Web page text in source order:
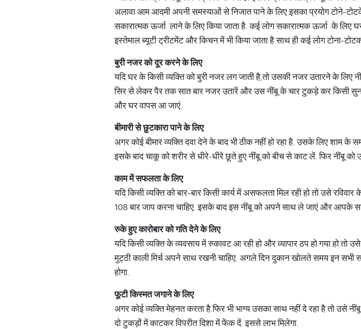
अलावा आम आदमी अपनी समस्याओं से निजात पाने के लिए इसका प्रयोग टोने-
सकारात्मक ऊर्जा लाने के लिए किया जाता है. कई लोग सकारात्मक ऊर्जा के लिए
इस्तेमाल ब्यूटी ट्रीटमेंट और किचन में भी किया जाता है.साथ ही कई लोग टोना-
बुरीनजरकोदूरकरनेकेलिए
यदि घर के किसी व्यक्ति को बुरी नजर लग जाती है,तो उसकी नजर उतारने के
सिर से लेकर पैर तक सात बार नजर उतारें और उस नींबू के चार टुकड़े कर किसी
और घर वापस आ जाएं.
बीमारीसेछुटकारापानेकेलिए
अगर कोई बीमार व्यक्ति दवा देने के बाद भी ठीक नहीं हो रहा है. उसके लिए शाम के
इसके बाद चाकू को शरीर से धीरे-धीरे छूते हुए नींबू को बीच से काट लें. फिर नींबू को
काममेंसफलताकेलिए
यदि किसी व्यक्ति को बार-बार किसी कार्य में असफलता मिल रही हो तो उसे
108 बार जाप करना चाहिए. इसके बाद इस नींबू को अपने साथ ले जाएं और आपके
रुकेहुएकारोबारकोगतिदेनेकेलिए
यदि किसी व्यक्ति के व्यवसाय में रुकावट आ रही हो और व्यापार ठप हो गया हो
मुट्ठी काली मिर्च अपने साथ रखनी चाहिए. अगले दिन दुकान खोलते समय इन
होगा.
फूटीकिस्मतजगानेकेलिए
अगर कोई व्यक्ति मेहनत करता है.फिर भी भाग्य उसका साथ नहीं दे रहा है तो उसे
दो टुकड़ों में काटकर विपरीत दिशा में फेंक दें. इससे लाभ मिलेगा.